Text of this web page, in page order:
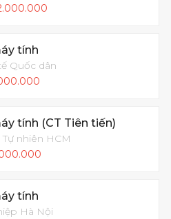
tính
Quốc dân
tính (CT Tiên tiến)
nhiên HCM
tính
Hà Nội